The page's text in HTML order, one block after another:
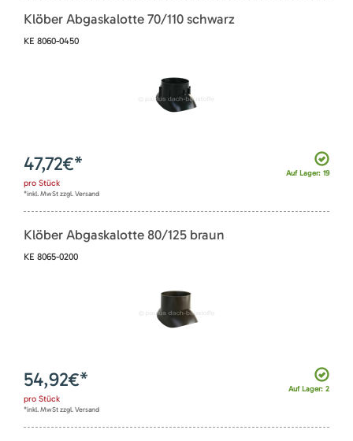
Klöber Abgaskalotte 70/110 schwarz
KE 8060-0450
Auf Lager: 19
47,72€*
pro Stück
*inkl. MwSt zzgl. Versand
Klöber Abgaskalotte 80/125 braun
KE 8065-0200
Auf Lager: 2
54,92€*
pro Stück
*inkl. MwSt zzgl. Versand